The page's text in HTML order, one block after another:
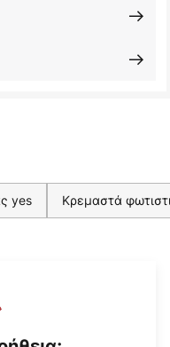
yes Κρεμαστά